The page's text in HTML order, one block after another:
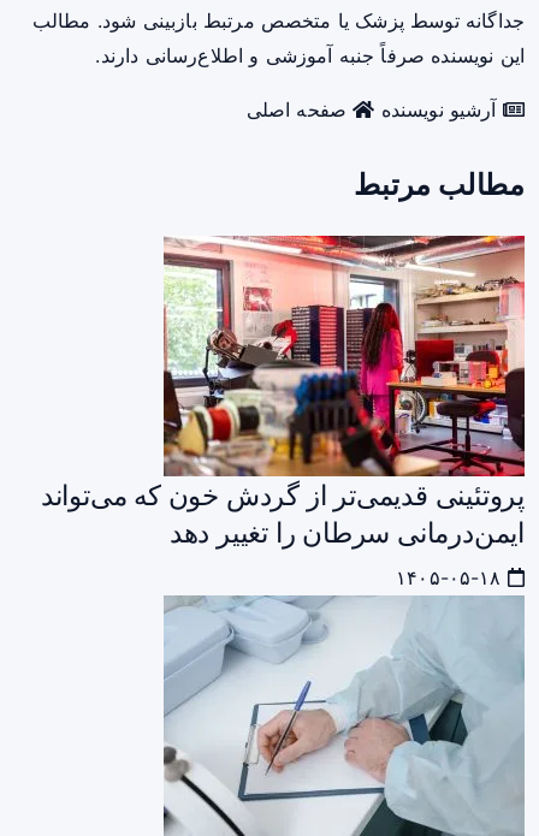
جداگانه توسط پزشک یا متخصص مرتبط بازبینی شود. مطالب
این نویسنده صرفاً جنبه آموزشی و اطلاع‌رسانی دارند.
آرشیو نویسنده صفحه اصلی
مطالب مرتبط
پروتئینی قدیمی‌تر از گردش خون که می‌تواند
ایمن‌درمانی سرطان را تغییر دهد